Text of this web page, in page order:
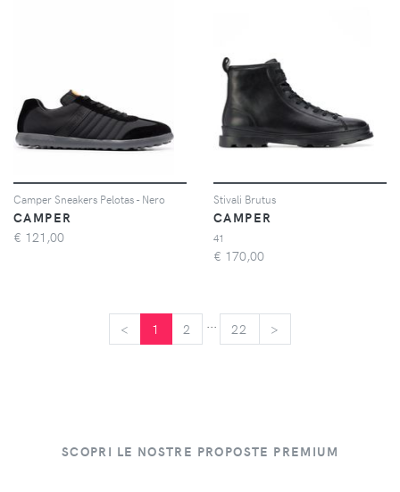
Camper Sneakers Pelotas - Nero
CAMPER
€ 121,00
Stivali Brutus
CAMPER
41
€ 170,00
< 1 2 ... 22 >
SCOPRI LE NOSTRE PROPOSTE PREMIUM